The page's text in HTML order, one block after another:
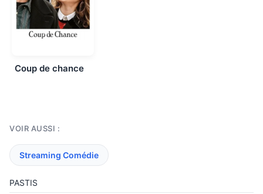
Coup de chance
VOIR AUSSI :
Streaming Comédie
PASTIS